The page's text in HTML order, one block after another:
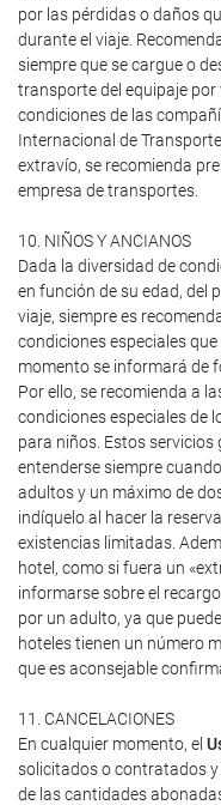
por las pérdidas o daños
durante el viaje.
siempre que se cargue o
transporte del equipaje
condiciones de las
Internacional de
extravío, se recomienda
empresa de transportes.
10. NIÑOS Y ANCIANOS
Dada la diversidad de
en función de su edad, del
viaje, siempre es
condiciones especiales
momento se informará de
Por ello, se recomienda a
condiciones especiales de
para niños. Estos
entenderse siempre
adultos y un máximo de
indíquelo al hacer la
existencias limitadas.
hotel, como si fuera un
informarse sobre el
por un adulto, ya que
hoteles tienen un número
que es aconsejable
11. CANCELACIONES
En cualquier momento, el
solicitados o contratados
de las cantidades